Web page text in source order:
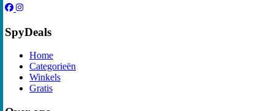
SpyDeals
Home
Categorieën
Winkels
Gratis